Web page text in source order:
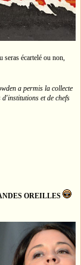
seras écartelé ou non,
a permis la collecte
d'institutions et de chefs
OREILLES